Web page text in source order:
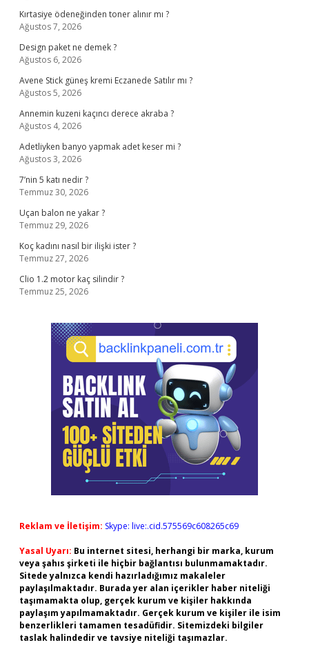
Kırtasiye ödeneğinden toner alınır mı ?
Ağustos 7, 2026
Design paket ne demek ?
Ağustos 6, 2026
Avene Stick güneş kremi Eczanede Satılır mı ?
Ağustos 5, 2026
Annemin kuzeni kaçıncı derece akraba ?
Ağustos 4, 2026
Adetliyken banyo yapmak adet keser mi ?
Ağustos 3, 2026
7’nin 5 katı nedir ?
Temmuz 30, 2026
Uçan balon ne yakar ?
Temmuz 29, 2026
Koç kadını nasıl bir ilişki ister ?
Temmuz 27, 2026
Clio 1.2 motor kaç silindir ?
Temmuz 25, 2026
Reklam ve İletişim: Skype: live:.cid.575569c608265c69
Yasal Uyarı: Bu internet sitesi, herhangi bir marka, kurum
veya şahıs şirketi ile hiçbir bağlantısı bulunmamaktadır.
Sitede yalnızca kendi hazırladığımız makaleler
paylaşılmaktadır. Burada yer alan içerikler haber niteliği
taşımamakta olup, gerçek kurum ve kişiler hakkında
paylaşım yapılmamaktadır. Gerçek kurum ve kişiler ile isim
benzerlikleri tamamen tesadüfidir. Sitemizdeki bilgiler
taslak halindedir ve tavsiye niteliği taşımazlar.